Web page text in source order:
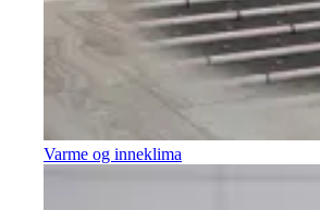
Varme og inneklima